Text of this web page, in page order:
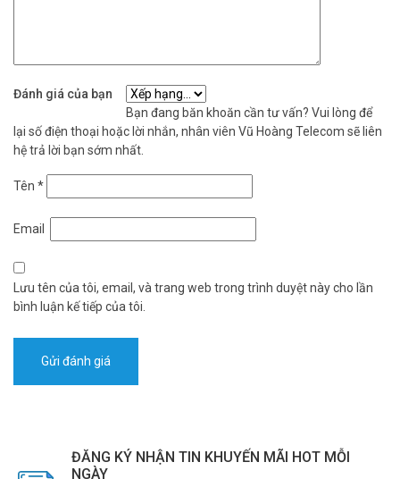
Đánh giá của bạn
Bạn đang băn khoăn cần tư vấn? Vui lòng để
lại số điện thoại hoặc lời nhắn, nhân viên Vũ Hoàng Telecom sẽ liên
hệ trả lời bạn sớm nhất.
Tên *
Email
Lưu tên của tôi, email, và trang web trong trình duyệt này cho lần
bình luận kế tiếp của tôi.
ĐĂNG KÝ NHẬN TIN KHUYẾN MÃI HOT MỖI
NGÀY